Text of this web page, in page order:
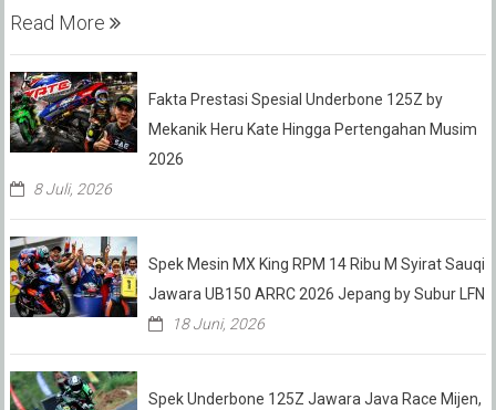
Read More
Fakta Prestasi Spesial Underbone 125Z by
Mekanik Heru Kate Hingga Pertengahan Musim
2026
8 Juli, 2026
Spek Mesin MX King RPM 14 Ribu M Syirat Sauqi
Jawara UB150 ARRC 2026 Jepang by Subur LFN
18 Juni, 2026
Spek Underbone 125Z Jawara Java Race Mijen,